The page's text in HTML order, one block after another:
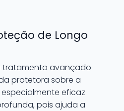
de Longo
tratamento avançado
protetora sobre a
eficaz
pois ajuda a